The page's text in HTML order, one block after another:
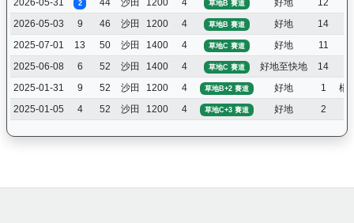
2 草地B 賽道
2026-05-03
9 46 沙田 1200 4 草地B 賽道 好地 14
2025-07-01
13 50 沙田 1400 4 草地C 賽道 好地 11
2025-06-08
6 52 沙田 1400 4 草地C 賽道 好地至快地 14
2025-01-31
9 52 沙田 1200 4 草地B+2 賽道 好地 1
楊
2025-01-05
4 52 沙田 1200 4 草地C+3 賽道 好地 2